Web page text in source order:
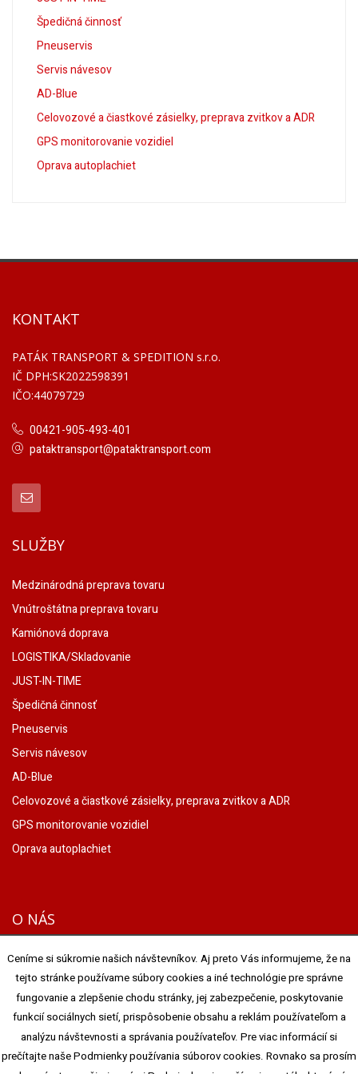
Špedičná činnosť
Pneuservis
Servis návesov
AD-Blue
Celovozové a čiastkové zásielky, preprava zvitkov a ADR
GPS monitorovanie vozidiel
Oprava autoplachiet
KONTAKT
PATÁK TRANSPORT & SPEDITION s.r.o.
IČ DPH:SK2022598391
IČO:44079729
00421-905-493-401
pataktransport@pataktransport.com
SLUŽBY
Medzinárodná preprava tovaru
Vnútroštátna preprava tovaru
Kamiónová doprava
LOGISTIKA/Skladovanie
JUST-IN-TIME
Špedičná činnosť
Pneuservis
Servis návesov
AD-Blue
Celovozové a čiastkové zásielky, preprava zvitkov a ADR
GPS monitorovanie vozidiel
Oprava autoplachiet
O NÁS
Spoločnosť PATÁK TRANSPORT & SPEDITION s.r.o. pôsobí na
dopravnom trhu od roku 1996. Počas svojho pôsobenia na
dopravnom trhu sa zameriava na prepravu tovaru vrámci
Európskej Únie a na prepravu nebezpečného tovaru podľa
medzinárodného dohovoru ADR.
Ceníme si súkromie našich návštevníkov. Aj preto Vás informujeme, že na
tejto stránke používame súbory cookies a iné technológie pre správne
fungovanie a zlepšenie chodu stránky, jej zabezpečenie, poskytovanie
funkcií sociálnych sietí, prispôsobenie obsahu a reklám používateľom a
analýzu návštevnosti a správania používateľov. Pre viac informácií si
prečítajte naše Podmienky používania súborov cookies. Rovnako sa prosím